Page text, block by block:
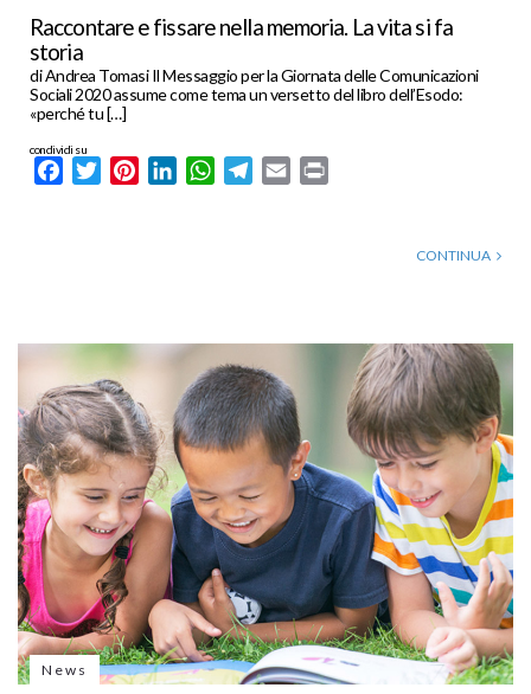
Raccontare e fissare nella memoria. La vita si fa
storia
di Andrea Tomasi Il Messaggio per la Giornata delle Comunicazioni
Sociali 2020 assume come tema un versetto del libro dell’Esodo:
«perché tu […]
condividi su
FacebookTwitterPinterestLinkedInWhatsApp
Telegram
Email
CONTINUA
News